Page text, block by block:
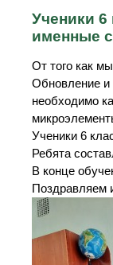
Ученики
именные
От того как
Обновление и
необходимо
Ученики 6
Ребята
В конце
Поздравляем